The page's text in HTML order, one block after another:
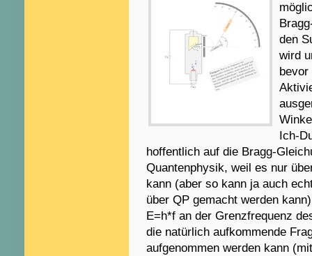
den
wird
bevor
Ich-
hoffentlich auf die Bragg-
Quantenphysik, weil es nur
kann (aber so kann ja auch
über QP gemacht werden
E=h*f an der Grenzfrequenz
die natürlich aufkommende
aufgenommen werden kann